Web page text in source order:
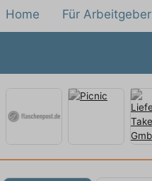
Home Für Arbeitgeber